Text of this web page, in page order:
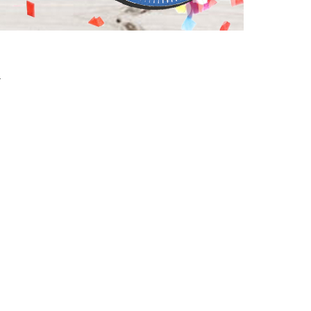
e Orso
Patrol
Rosa
Blu
Vestiti Principe